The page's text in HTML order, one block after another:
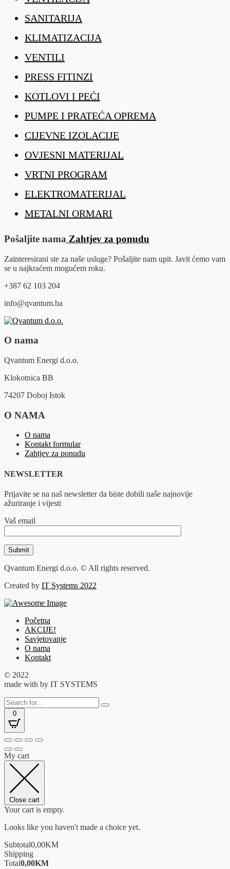
SANITARIJA
KLIMATIZACIJA
VENTILI
PRESS FITINZI
KOTLOVI I PEĆI
PUMPE I PRATEĆA OPREMA
CIJEVNE IZOLACIJE
OVJESNI MATERIJAL
VRTNI PROGRAM
ELEKTROMATERIJAL
METALNI ORMARI
Pošaljite nama Zahtjev za ponudu
Zainteresirani ste za naše usluge? Pošaljite nam upit. Javit ćemo vam
se u najkraćem mogućem roku.
+387 62 103 204
info@qvantum.ba
O nama
Qvantum Energi d.o.o.
Klokotnica BB
74207 Doboj Istok
O NAMA
O nama
Kontakt formular
Zahtjev za ponudu
NEWSLETTER
Prijavite se na naš newsletter da biste dobili naše najnovije
ažuriranje i vijesti
Vaš email
Qvantum Energi d.o.o. © All rights reserved.
Created by IT Systems 2022
Početna
AKCIJE!
Savjetovanje
O nama
Kontakt
© 2022
made with by IT SYSTEMS
0
My cart
Close cart
Your cart is empty.
Looks like you haven't made a choice yet.
Subtotal0,00KM
Shipping
Total0,00KM